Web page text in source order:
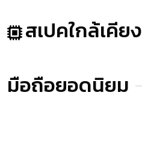
สเปคใกล้เคียง
มือถือยอดนิยม